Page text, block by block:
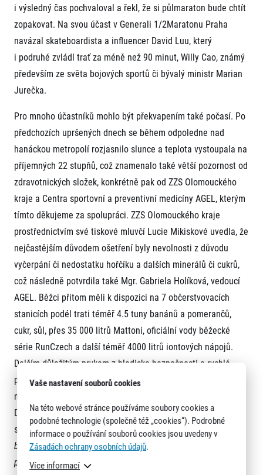
i výsledný čas pochvaloval a řekl, že si půlmaraton bude chtít
zopakovat. Na svou účast v Generali 1/2Maratonu Praha
navázal skateboardista a influencer David Luu, který
i podruhé zvládl trať za méně než 90 minut, Willy Cao, známý
především ze světa bojových sportů či bývalý ministr Marian
Jurečka.
Pro mnoho účastníků mohlo být překvapením také počasí. Po
předchozích upršených dnech se během odpoledne nad
hanáckou metropolí rozjasnilo slunce a teplota vystoupala na
příjemných 22 stupňů, což znamenalo také větší pozornost od
zdravotnických složek, konkrétně pak od ZZS Olomouckého
kraje a Centra sportovní a preventivní medicíny AGEL, kterým
tímto děkujeme za spolupráci. ZZS Olomouckého kraje
prostřednictvím své tiskové mluvčí Lucie Mikiskové uvedla, že
nejčastějším důvodem ošetření byly nevolnosti z důvodu
vyčerpání či nedostatku hořčíku a dalších minerálů či cukrů,
což následně potvrdila také Mgr. Gabriela Holíková, vedoucí
AGEL. Běžci přitom měli k dispozici na 7 občerstvovacích
stanicích podél trati téměř 4.5 tuny banánů a pomerančů,
cukr, sůl, přes 35 000 litrů Mattoni, oficiální vody běžecké
série RunCzech a další téměř 4000 litrů iontových nápojů.
Dalším důležitým prvkem z hlediska bezpečnosti a rychlé
pomoci přímo na trati byli Running Doctors, kteří za sebou
mají od začátku roku již 6 závodů. Vedoucí projektu, MUDr.
Dagmar Heroldová, ještě před závodem uvedla, že je
s fungováním projektu v prvním půlroce velmi spokojená.
běžce má účast doktorů na trati zejména pozitivní
psychologický efekt, že se cítí v bezpečí. Samozřejmě, že
Vaše nastavení souborů cookies
Na této webové stránce používáme soubory cookies a
podobné technologie (společně též „cookies“). Podrobné
informace o používání souborů cookies jsou uvedeny v
Zásadách ochrany osobních údajů.
Více informací